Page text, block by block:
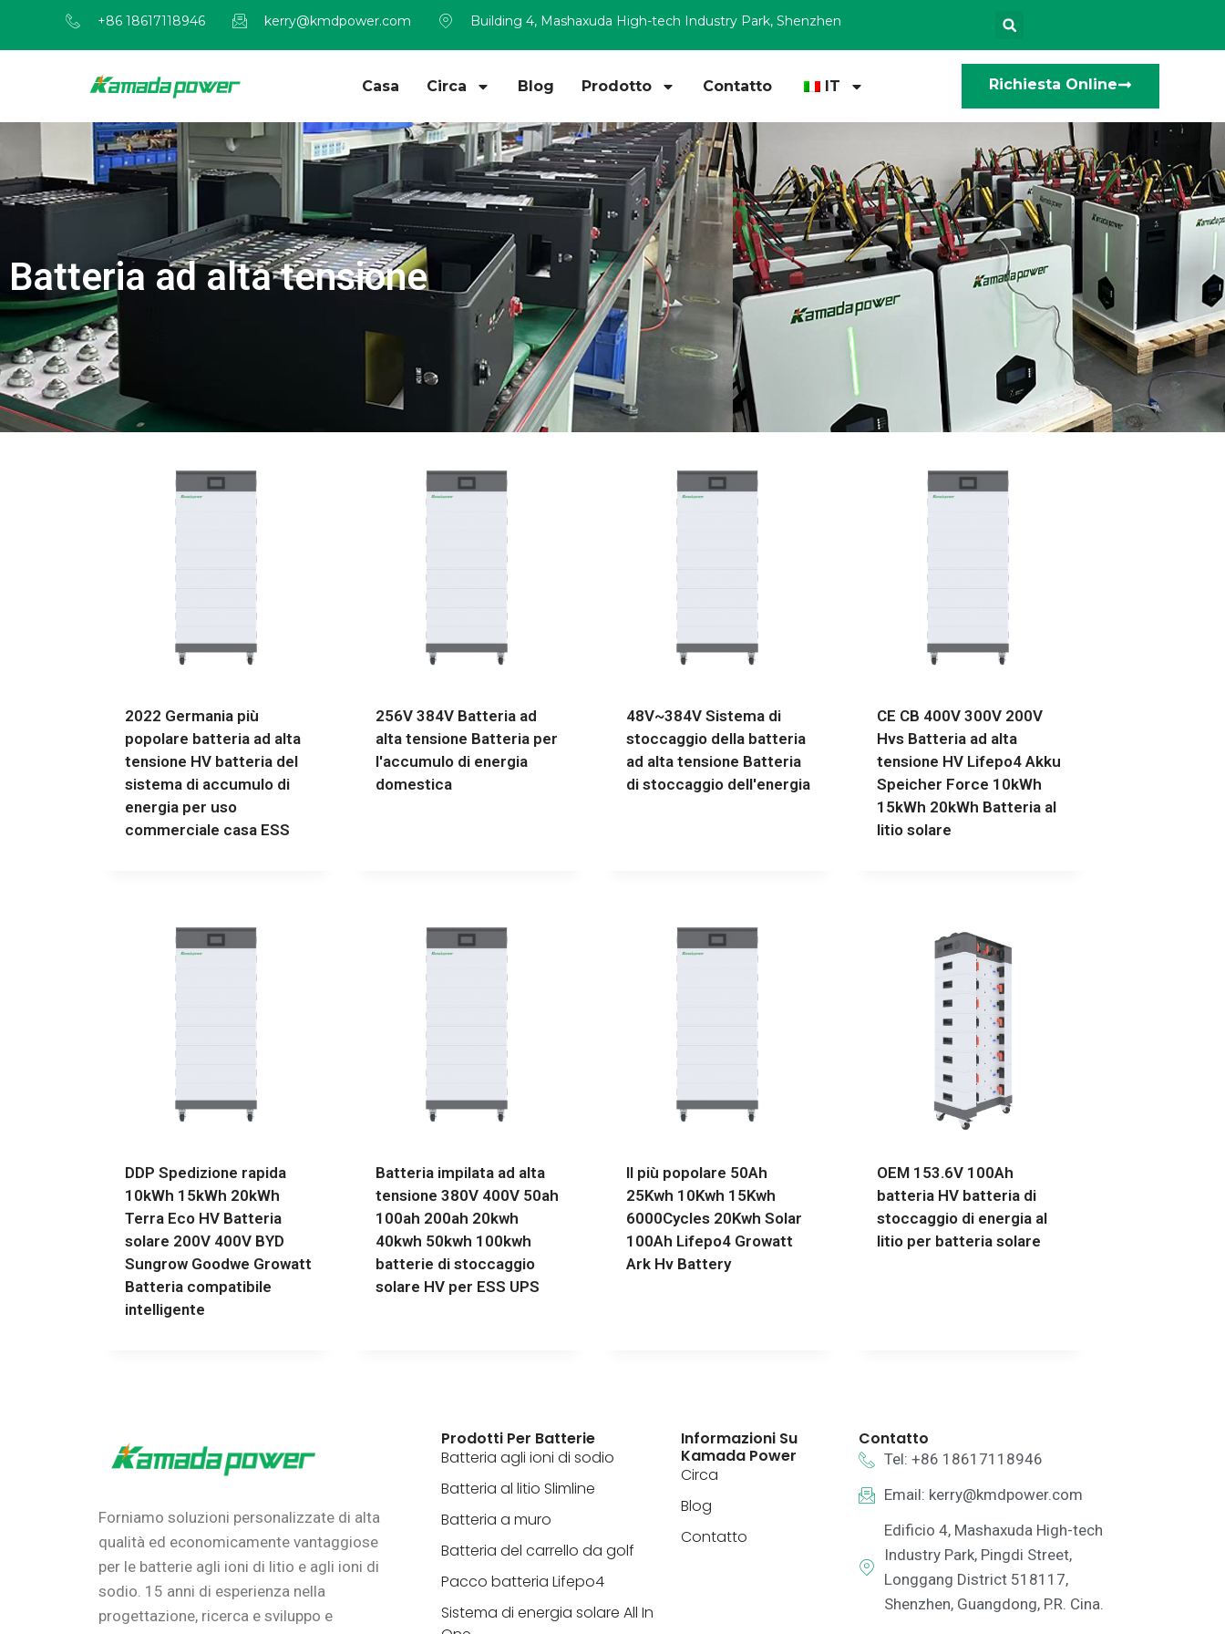
+86 18617118946 kerry@kmdpower.com Building 4, Mashaxuda High-tech Industry Park, Shenzhen
Casa Circa Blog Prodotto Contatto IT Richiesta Online
Batteria ad alta tensione
2022 Germania più
popolare batteria ad alta
tensione HV batteria del
sistema di accumulo di
energia per uso
commerciale casa ESS
256V 384V Batteria ad
alta tensione Batteria per
l'accumulo di energia
domestica
48V~384V Sistema di
stoccaggio della batteria
ad alta tensione Batteria
di stoccaggio dell'energia
CE CB 400V 300V 200V
Hvs Batteria ad alta
tensione HV Lifepo4 Akku
Speicher Force 10kWh
15kWh 20kWh Batteria al
litio solare
DDP Spedizione rapida
10kWh 15kWh 20kWh
Terra Eco HV Batteria
solare 200V 400V BYD
Sungrow Goodwe Growatt
Batteria compatibile
intelligente
Batteria impilata ad alta
tensione 380V 400V 50ah
100ah 200ah 20kwh
40kwh 50kwh 100kwh
batterie di stoccaggio
solare HV per ESS UPS
Il più popolare 50Ah
25Kwh 10Kwh 15Kwh
6000Cycles 20Kwh Solar
100Ah Lifepo4 Growatt
Ark Hv Battery
OEM 153.6V 100Ah
batteria HV batteria di
stoccaggio di energia al
litio per batteria solare
Forniamo soluzioni personalizzate di alta
qualità ed economicamente vantaggiose
per le batterie agli ioni di litio e agli ioni di
sodio. 15 anni di esperienza nella
progettazione, ricerca e sviluppo e
Prodotti Per Batterie
Batteria agli ioni di sodio
Batteria al litio Slimline
Batteria a muro
Batteria del carrello da golf
Pacco batteria Lifepo4
Sistema di energia solare All In
Informazioni Su
Kamada Power
Circa
Blog
Contatto
Contatto
Tel: +86 18617118946
Email: kerry@kmdpower.com
Edificio 4, Mashaxuda High-tech
Industry Park, Pingdi Street,
Longgang District 518117,
Shenzhen, Guangdong, P.R. Cina.